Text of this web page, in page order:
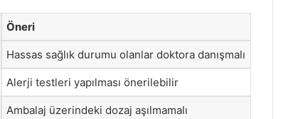
Öneri
Hassas sağlık durumu olanlar doktora danışmalı
Alerji testleri yapılması önerilebilir
Ambalaj üzerindeki dozaj aşılmamalı